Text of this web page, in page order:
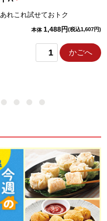
あれこれ試せておトク
本体 1,488円(税込1,607円)
かごへ